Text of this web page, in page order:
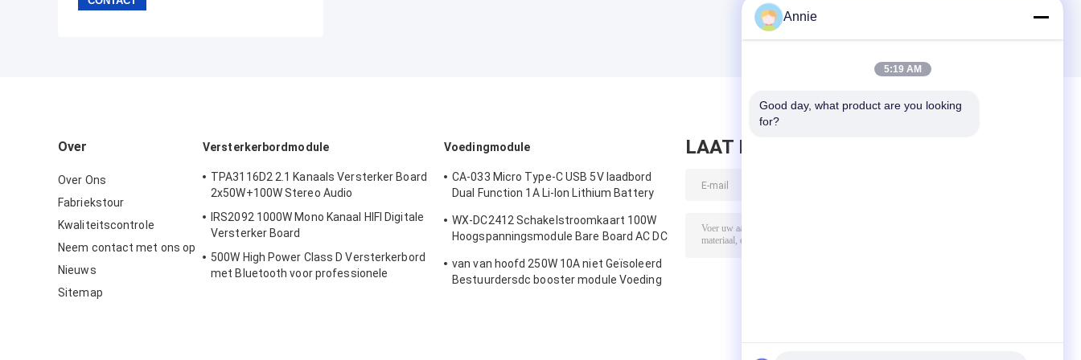
Over
Over Ons
Fabriekstour
Kwaliteitscontrole
Neem contact met ons op
Nieuws
Sitemap
Versterkerbordmodule
TPA3116D2 2.1 Kanaals Versterker Board
2x50W+100W Stereo Audio
IRS2092 1000W Mono Kanaal HIFI Digitale
Versterker Board
500W High Power Class D Versterkerbord
met Bluetooth voor professionele
Voedingmodule
CA-033 Micro Type-C USB 5V laadbord
Dual Function 1A Li-Ion Lithium Battery
Product
WX-DC2412 Schakelstroomkaart 100W
Hoogspanningsmodule Bare Board AC DC
van van hoofd 250W 10A niet Geïsoleerd
Bestuurdersdc booster module Voeding
LAAT BERICHT ACHTER
Annie
5:19 AM
Good day, what product are you looking
for?